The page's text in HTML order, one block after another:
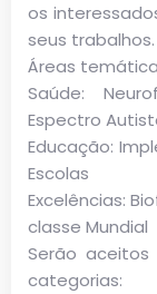
os
seus trabalhos.
Áreas
Saúde:
Espectro
Educação:
Escolas
Excelências:
classe Mundial
Serão
categorias: